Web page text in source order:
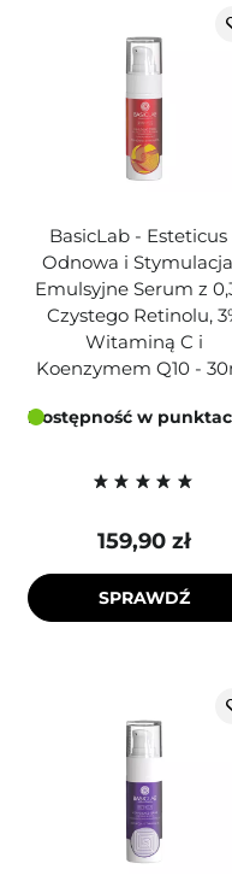
BasicLab - Esteticus
Odnowa i
Emulsyjne Serum z
Czystego Retinolu,
Witaminą C i
Koenzymem Q10 -
Dostępność w
159,90 zł
SPRAWDŹ